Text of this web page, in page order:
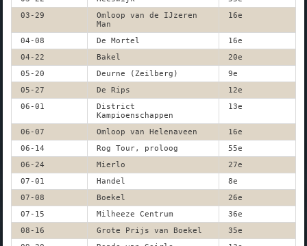
03-29
Omloop van de IJzeren
Man
16e
04-08 De Mortel
16e
04-22
Bakel
20e
05-20
Deurne (Zeilberg)
9e
05-27
De Rips
12e
06-01
District
Kampioenschappen
13e
06-07 Omloop van Helenaveen
16e
06-14
Rog Tour, proloog
55e
06-24
Mierlo
27e
07-01
Handel
8e
07-08
Boekel
26e
07-15
Milheeze Centrum
36e
08-16
Grote Prijs van Boekel
35e